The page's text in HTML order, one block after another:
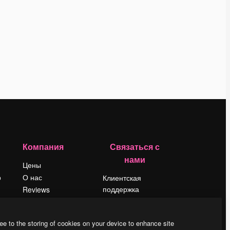
Компания
Цены
О нас
Reviews
Блог
Связаться с
нами
Клиентская
поддержка
LinkedIn
to the storing of cookies on your device to enhance site